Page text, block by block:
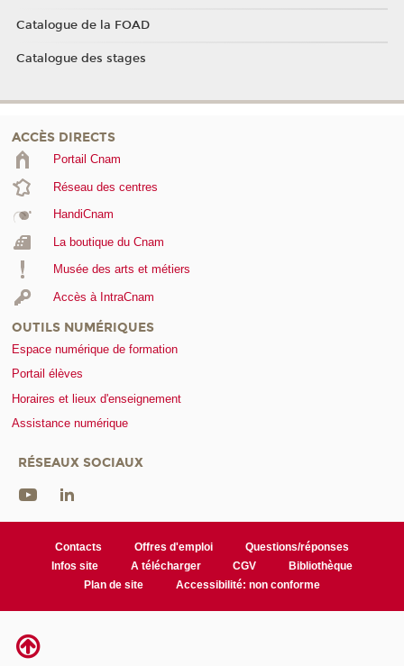
Catalogue de la FOAD
Catalogue des stages
ACCÈS DIRECTS
Portail Cnam
Réseau des centres
HandiCnam
La boutique du Cnam
Musée des arts et métiers
Accès à IntraCnam
OUTILS NUMÉRIQUES
Espace numérique de formation
Portail élèves
Horaires et lieux d'enseignement
Assistance numérique
RÉSEAUX SOCIAUX
Contacts Offres d'emploi
Questions/réponses
Infos site
A télécharger CGV
Bibliothèque
Plan de site
Accessibilité: non conforme